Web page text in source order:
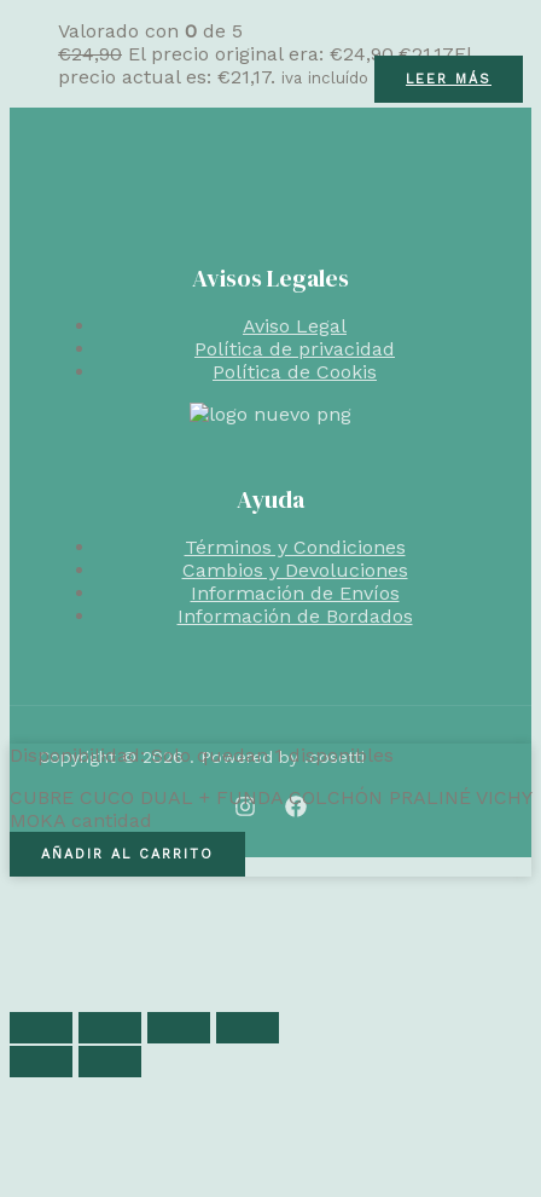
Valorado con 0 de 5
€24,90 El precio original era: €24,90.€21,17El
precio actual es: €21,17. iva incluído LEER MÁS
Avisos Legales
Aviso Legal
Política de privacidad
Política de Cookis
Ayuda
Términos y Condiciones
Cambios y Devoluciones
Información de Envíos
Información de Bordados
Copyright © 2026 . Powered by .cosetti
Disponibilidad: Solo quedan 1 disponibles
CUBRE CUCO DUAL + FUNDA COLCHÓN PRALINÉ VICHY
MOKA cantidad
AÑADIR AL CARRITO